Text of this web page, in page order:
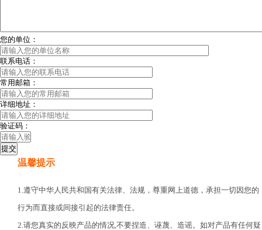
您的单位：
联系电话：
常用邮箱：
详细地址：
验证码：
温馨提示
1.遵守中华人民共和国有关法律、法规，尊重网上道德，承担一切因您的
行为而直接或间接引起的法律责任。
2.请您真实的反映产品的情况,不要捏造、诬蔑、造谣。如对产品有任何疑